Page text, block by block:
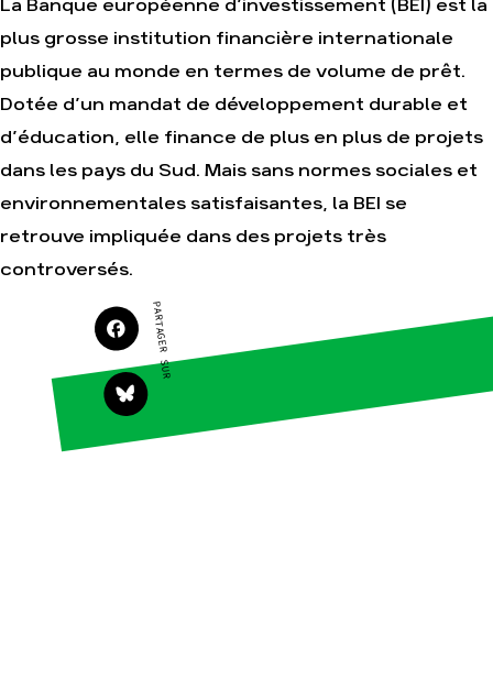
S'engager sur le
terrain
Agir au quotidien
Soutenir les
campagnes
Transmettre tout
patrimoine
Télécharger
gratuitement les
guides éco-citoyens
thématiques
Climat – Énergie
Surproduction
Agriculture
Finance
La Banque européenne d’investissement (BEI) est la
plus grosse institution financière internationale
publique au monde en termes de volume de prêt.
Dotée d’un mandat de développement durable et
d’éducation, elle finance de plus en plus de projets
dans les pays du Sud. Mais sans normes sociales et
environnementales satisfaisantes, la BEI se
retrouve impliquée dans des projets très
controversés.
PARTAGER SUR